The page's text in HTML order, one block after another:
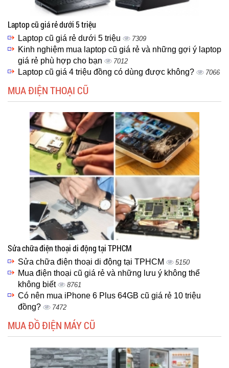
Laptop cũ giá rẻ dưới 5 triệu
Laptop cũ giá rẻ dưới 5 triệu 7309
Kinh nghiệm mua laptop cũ giá rẻ và những gợi ý laptop
giá rẻ phù hợp cho bạn
7012
Laptop cũ giá 4 triệu đồng có dùng được không? 7066
MUA ĐIỆN THOẠI CŨ
Sửa chữa điện thoại di động tại TPHCM
Sửa chữa điện thoại di động tại TPHCM 5150
Mua điện thoại cũ giá rẻ và những lưu ý không thể
không biết
8761
Có nên mua iPhone 6 Plus 64GB cũ giá rẻ 10 triệu
đồng?
7472
MUA ĐỒ ĐIỆN MÁY CŨ